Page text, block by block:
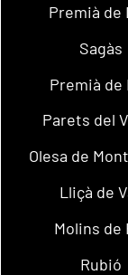
Premià de
Sagàs
Premià de
Parets del
Olesa de
Lliçà de
Molins de
Rubió